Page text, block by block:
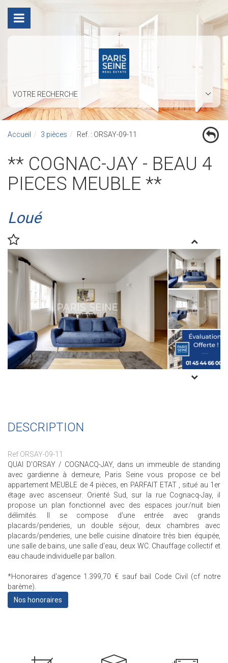
VOTRE RECHERCHE
Accueil 3 pièces Ref. : ORSAY-09-11
** COGNAC-JAY - BEAU 4
PIECES MEUBLE **
Loué
DESCRIPTION
Ref ORSAY-09-11
QUAI D'ORSAY / COGNACQ-JAY, dans un immeuble de standing
avec gardienne à demeure, Paris Seine vous propose ce bel
appartement MEUBLE de 4 pièces, en PARFAIT ETAT , situé au 1er
étage avec ascenseur. Orienté Sud, sur la rue Cognacq-Jay, il
propose un plan fonctionnel avec des espaces jour/nuit bien
délimités. Il se compose d'une entrée avec grands
placards/penderies, un double séjour, deux chambres avec
placards/penderies, une belle cuisine dînatoire très bien équipée,
une salle de bains, une salle d'eau, deux WC. Chauffage collectif et
eau chaude individuelle par ballon.
*Honoraires d'agence 1.399,70 € sauf bail Code Civil (cf notre
barème).
Nos honoraires